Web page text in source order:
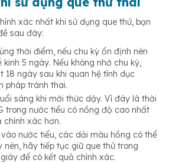
xác nhất khi sử dụng que thử, bạn
sau đây:
thời điểm, nếu chu kỳ ổn định nên
5 ngày. Nếu không nhớ chu kỳ,
18 ngày sau khi quan hệ tình dục
pháp tránh thai.
sáng khi mới thức dậy. Vì đây là thời
trong nước tiểu có nồng độ cao nhất
chính xác hơn.
nước tiểu, các dải màu hồng có thể
hãy tiếp tục giữ que thử trong
để có kết quả chính xác.